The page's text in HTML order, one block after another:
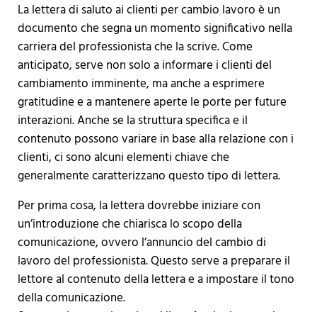
La lettera di saluto ai clienti per cambio lavoro è un
documento che segna un momento significativo nella
carriera del professionista che la scrive. Come
anticipato, serve non solo a informare i clienti del
cambiamento imminente, ma anche a esprimere
gratitudine e a mantenere aperte le porte per future
interazioni. Anche se la struttura specifica e il
contenuto possono variare in base alla relazione con i
clienti, ci sono alcuni elementi chiave che
generalmente caratterizzano questo tipo di lettera.
Per prima cosa, la lettera dovrebbe iniziare con
un’introduzione che chiarisca lo scopo della
comunicazione, ovvero l’annuncio del cambio di
lavoro del professionista. Questo serve a preparare il
lettore al contenuto della lettera e a impostare il tono
della comunicazione.